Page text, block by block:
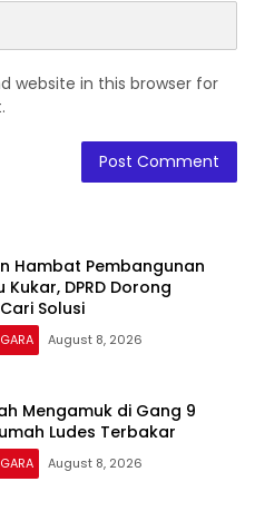
website in this browser for
Hambat Pembangunan
Kukar, DPRD Dorong
Solusi
August 8, 2026
Mengamuk di Gang 9
Ludes Terbakar
August 8, 2026